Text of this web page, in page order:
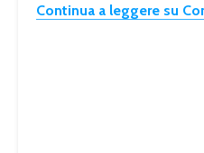
Continua a leggere su